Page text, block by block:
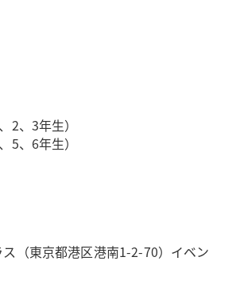
2、3年生）
5、6年生）
（東京都港区港南1-2-70）イベン